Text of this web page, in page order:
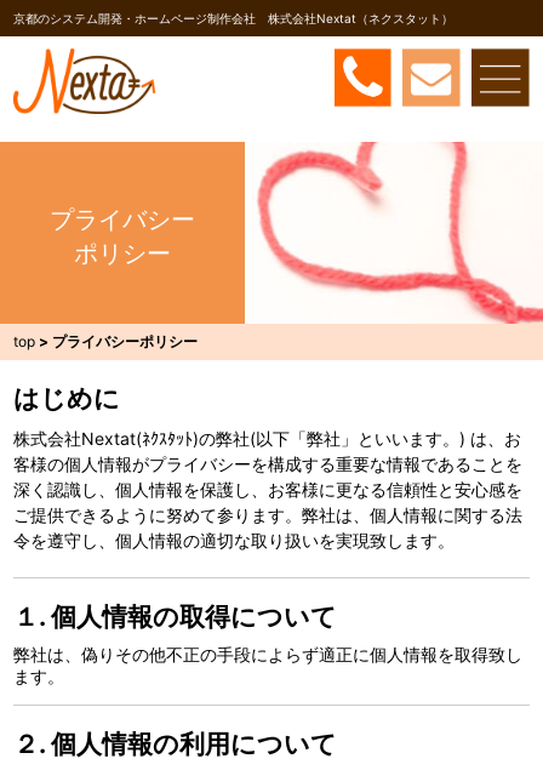
京都のシステム開発・ホームページ制作会社 株式会社Nextat（ネクスタット）
プライバシー
ポリシー
top > プライバシーポリシー
はじめに
株式会社Nextat(ﾈｸｽﾀｯﾄ)の弊社(以下「弊社」といいます。) は、お
客様の個人情報がプライバシーを構成する重要な情報であることを
深く認識し、個人情報を保護し、お客様に更なる信頼性と安心感を
ご提供できるように努めて参ります。弊社は、個人情報に関する法
令を遵守し、個人情報の適切な取り扱いを実現致します。
１. 個人情報の取得について
弊社は、偽りその他不正の手段によらず適正に個人情報を取得致し
ます。
２. 個人情報の利用について